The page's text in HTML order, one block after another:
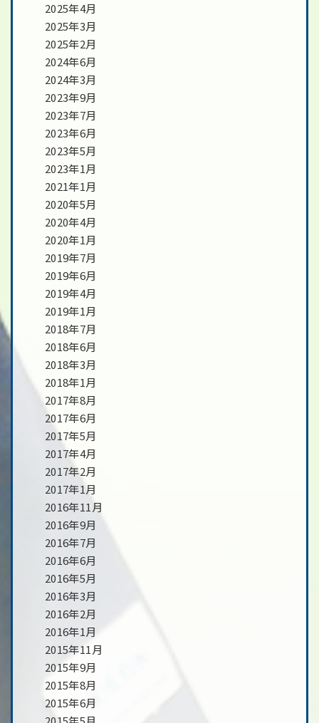
2025年4月
2025年3月
2025年2月
2024年6月
2024年3月
2023年9月
2023年7月
2023年6月
2023年5月
2023年1月
2021年1月
2020年5月
2020年4月
2020年1月
2019年7月
2019年6月
2019年4月
2019年1月
2018年7月
2018年6月
2018年3月
2018年1月
2017年8月
2017年6月
2017年5月
2017年4月
2017年2月
2017年1月
2016年11月
2016年9月
2016年7月
2016年6月
2016年5月
2016年3月
2016年2月
2016年1月
2015年11月
2015年9月
2015年8月
2015年6月